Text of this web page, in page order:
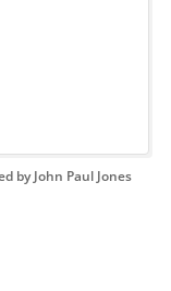
by John Paul Jones